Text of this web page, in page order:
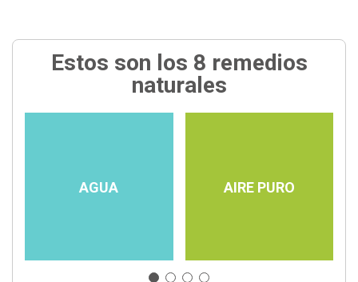
Estos son los 8 remedios
naturales
AGUA AIRE PURO